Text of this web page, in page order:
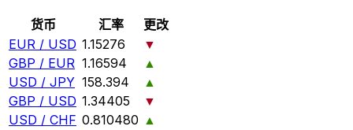
货币 汇率
更改
EUR / USD 1.15276
▼
GBP / EUR 1.16594
▲
USD / JPY 158.394
▲
GBP / USD 1.34405
▼
USD / CHF 0.810480 ▲